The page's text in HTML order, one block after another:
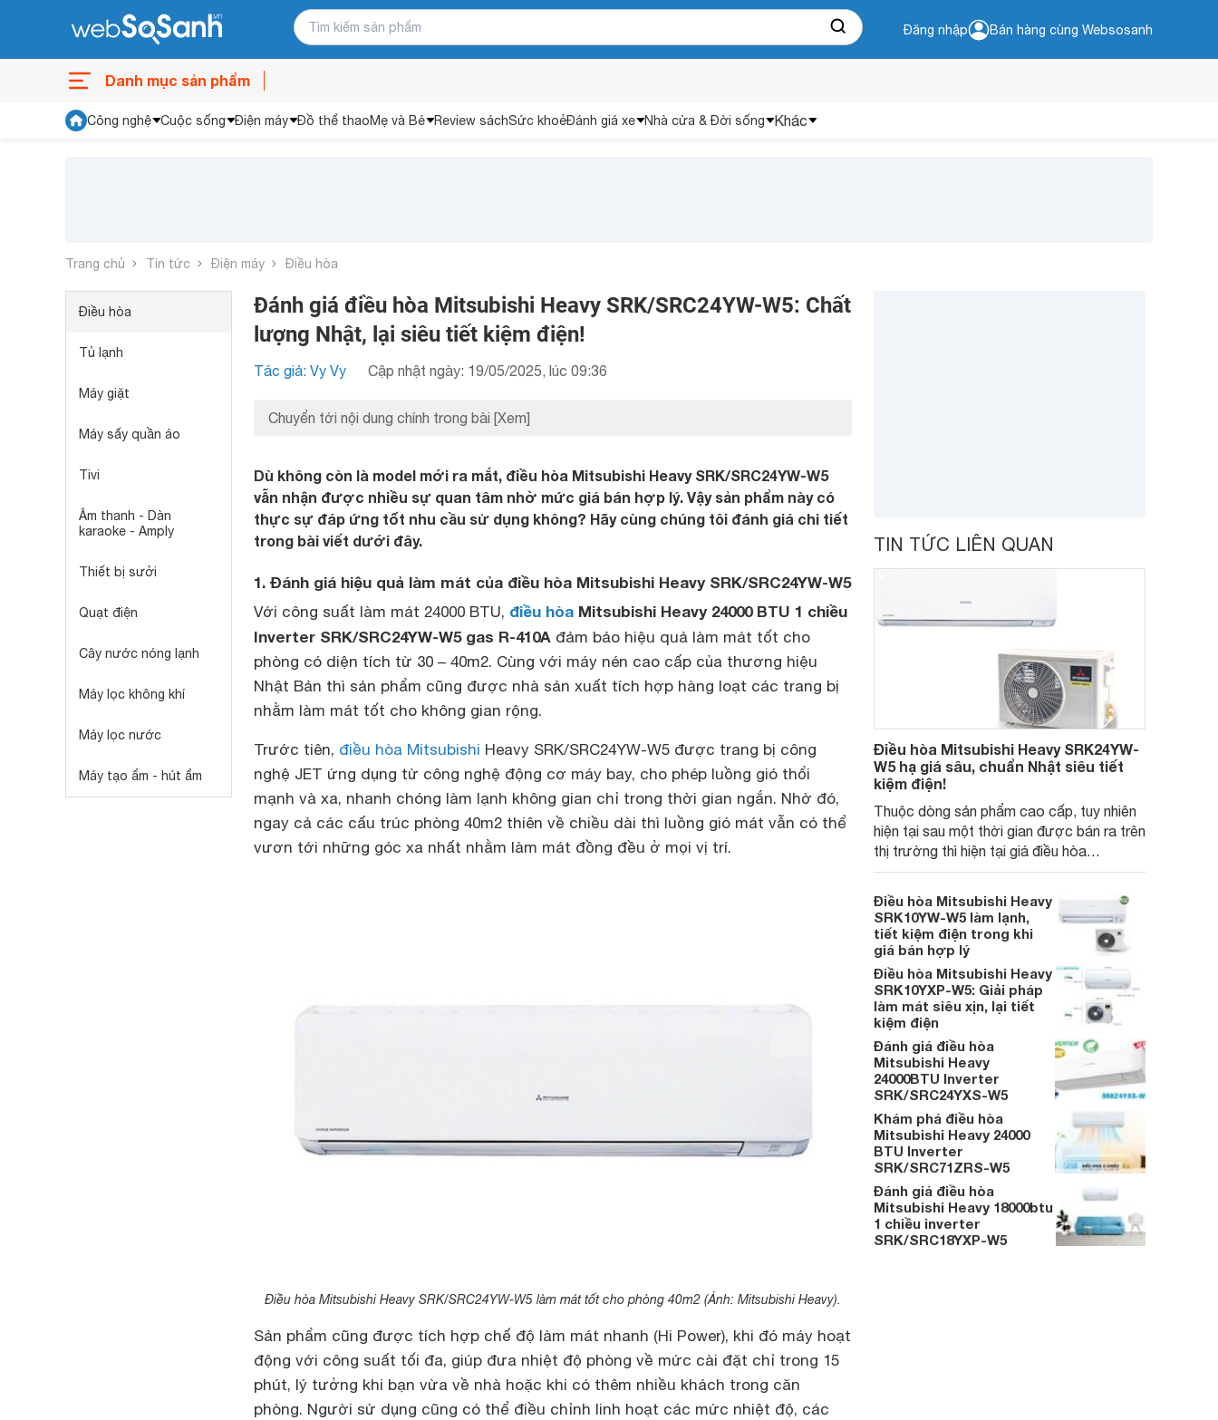
Đăng nhập Bán hàng cùng Websosanh
Danh mục sản phẩm
Công nghệ Cuộc sống Điện máy Đồ thể thaoMẹ và Bé Review sáchSức khoẻĐánh giá xe Nhà cửa & Đời sống Khác
Trang chủ Tin tức Điện máy Điều hòa
Điều hòa
Tủ lạnh
Máy giặt
Máy sấy quần áo
Tivi
Âm thanh - Dàn
karaoke - Amply
Thiết bị sưởi
Quạt điện
Cây nước nóng lạnh
Máy lọc không khí
Máy lọc nước
Máy tạo ẩm - hút ẩm
Đánh giá điều hòa Mitsubishi Heavy SRK/SRC24YW-W5: Chất
lượng Nhật, lại siêu tiết kiệm điện!
Tác giả: Vy Vy Cập nhật ngày: 19/05/2025, lúc 09:36
Chuyển tới nội dung chính trong bài [Xem]
Dù không còn là model mới ra mắt, điều hòa Mitsubishi Heavy SRK/SRC24YW-W5
vẫn nhận được nhiều sự quan tâm nhờ mức giá bán hợp lý. Vậy sản phẩm này có
thực sự đáp ứng tốt nhu cầu sử dụng không? Hãy cùng chúng tôi đánh giá chi tiết
trong bài viết dưới đây.
1. Đánh giá hiệu quả làm mát của điều hòa Mitsubishi Heavy SRK/SRC24YW-W5
Với công suất làm mát 24000 BTU, điều hòa Mitsubishi Heavy 24000 BTU 1 chiều
Inverter SRK/SRC24YW-W5 gas R-410A đảm bảo hiệu quả làm mát tốt cho
phòng có diện tích từ 30 – 40m2. Cùng với máy nén cao cấp của thương hiệu
Nhật Bản thì sản phẩm cũng được nhà sản xuất tích hợp hàng loạt các trang bị
nhằm làm mát tốt cho không gian rộng.
Trước tiên, điều hòa Mitsubishi Heavy SRK/SRC24YW-W5 được trang bị công
nghệ JET ứng dụng từ công nghệ động cơ máy bay, cho phép luồng gió thổi
mạnh và xa, nhanh chóng làm lạnh không gian chỉ trong thời gian ngắn. Nhờ đó,
ngay cả các cấu trúc phòng 40m2 thiên về chiều dài thì luồng gió mát vẫn có thể
vươn tới những góc xa nhất nhằm làm mát đồng đều ở mọi vị trí.
Điều hòa Mitsubishi Heavy SRK/SRC24YW-W5 làm mát tốt cho phòng 40m2 (Ảnh: Mitsubishi Heavy).
Sản phẩm cũng được tích hợp chế độ làm mát nhanh (Hi Power), khi đó máy hoạt
động với công suất tối đa, giúp đưa nhiệt độ phòng về mức cài đặt chỉ trong 15
phút, lý tưởng khi bạn vừa về nhà hoặc khi có thêm nhiều khách trong căn
phòng. Người sử dụng cũng có thể điều chỉnh linh hoạt các mức nhiệt độ, các
TIN TỨC LIÊN QUAN
Điều hòa Mitsubishi Heavy SRK24YW-
W5 hạ giá sâu, chuẩn Nhật siêu tiết
kiệm điện!
Thuộc dòng sản phẩm cao cấp, tuy nhiên
hiện tại sau một thời gian được bán ra trên
thị trường thì hiện tại giá điều hòa
Mitsubishi Heavy 24000 BTU inverter 1
chiều SRK24YW-W5 đã được nhiều đơn
vị phân phối hạ giá, và trở thành sản phẩm
chất lượng cho người sử dụng.
Điều hòa Mitsubishi Heavy
SRK10YW-W5 làm lạnh,
tiết kiệm điện trong khi
giá bán hợp lý
Điều hòa Mitsubishi Heavy
SRK10YXP-W5: Giải pháp
làm mát siêu xịn, lại tiết
kiệm điện
Đánh giá điều hòa
Mitsubishi Heavy
24000BTU Inverter
SRK/SRC24YXS-W5
Khám phá điều hòa
Mitsubishi Heavy 24000
BTU Inverter
SRK/SRC71ZRS-W5
Đánh giá điều hòa
Mitsubishi Heavy 18000btu
1 chiều inverter
SRK/SRC18YXP-W5